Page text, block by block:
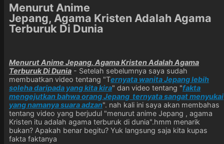
Menurut Anime
Jepang, Agama Kristen Adalah Agama
Terburuk Di Dunia
Menurut Anime Jepang, Agama Kristen Adalah Agama
Terburuk Di Dunia - Setelah sebelumnya saya sudah
membuatkan video tentang "Ternyata wanita Jepang lebih
soleha daripada yang kita kira" dan video tentang "fakta
mengejutkan bahwa orang Jepang ternyata sangat menyukai
yang namanya suara adzan". nah kali ini saya akan membahas
tentang video yang berjudul "menurut anime Jepang , agama
Kristen itu adalah agama terburuk di dunia".hmm menarik
bukan? Apakah benar begitu? Yuk langsung saja kita kupas
fakta faktanya